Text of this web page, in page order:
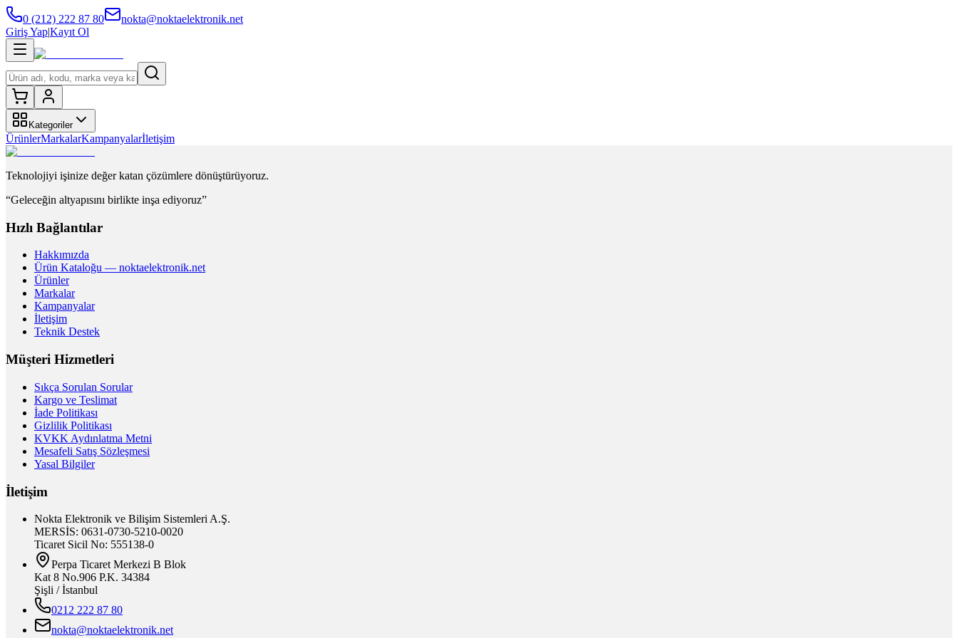
0 (212) 222 87 80
nokta@noktaelektronik.net
Giriş Yap|Kayıt Ol
Kategoriler
ÜrünlerMarkalarKampanyalarİletişim
Teknolojiyi işinize değer katan çözümlere dönüştürüyoruz.
“Geleceğin altyapısını birlikte inşa ediyoruz”
Hızlı Bağlantılar
Hakkımızda
Ürün Kataloğu — noktaelektronik.net
Ürünler
Markalar
Kampanyalar
İletişim
Teknik Destek
Müşteri Hizmetleri
Sıkça Sorulan Sorular
Kargo ve Teslimat
İade Politikası
Gizlilik Politikası
KVKK Aydınlatma Metni
Mesafeli Satış Sözleşmesi
Yasal Bilgiler
İletişim
Nokta Elektronik ve Bilişim Sistemleri A.Ş.
MERSİS: 0631-0730-5210-0020
Ticaret Sicil No: 555138-0
Perpa Ticaret Merkezi B Blok
Kat 8 No.906 P.K. 34384
Şişli / İstanbul
0212 222 87 80
nokta@noktaelektronik.net